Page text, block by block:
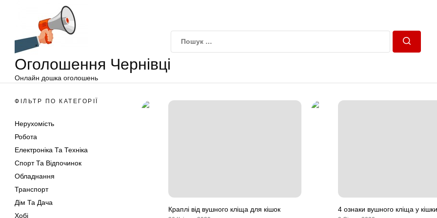
Оголошення Чернівці
Онлайн дошка оголошень
ФІЛЬТР ПО КАТЕГОРІЇ
Нерухомість
Робота
Електроніка Та Техніка
Спорт Та Відпочинок
Обладнання
Транспорт
Дім Та Дача
Хобі
Краплі від вушного кліща для кішок 4 ознаки вушного кліща у кішки